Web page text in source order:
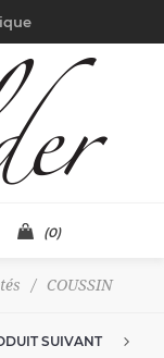
(0)
/ COUSSIN
SUIVANT